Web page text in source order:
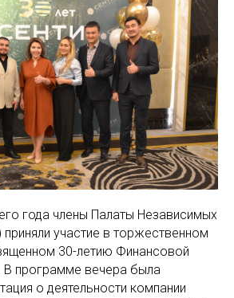
года члены Палаты Независимых
участие в торжественном
30-летию Финансовой
В программе вечера была
о деятельности компании